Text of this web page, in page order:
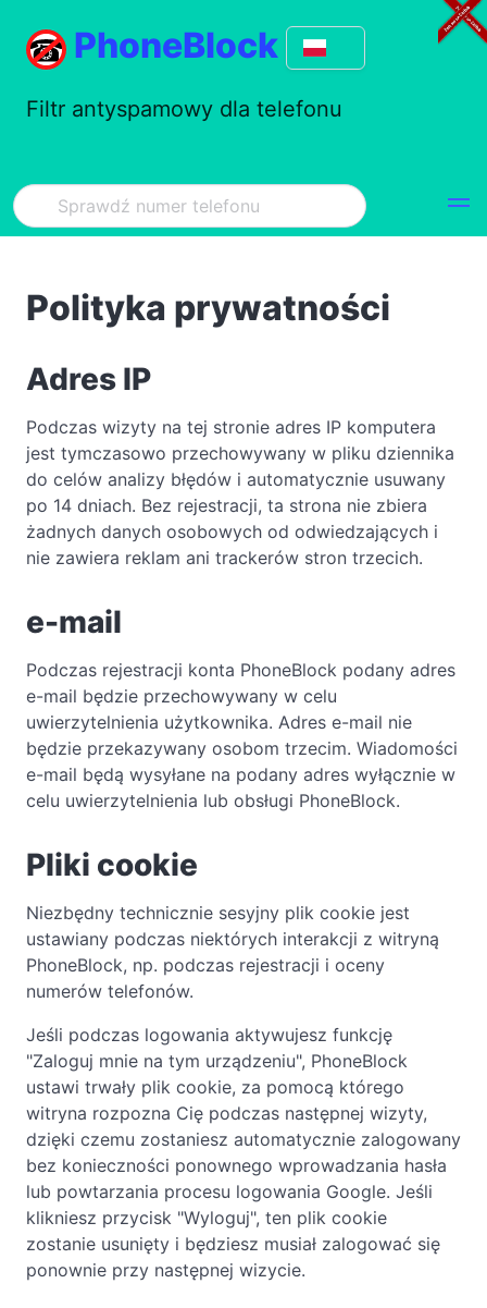
PhoneBlock
Filtr antyspamowy dla telefonu
Polityka prywatności
Adres IP
Podczas wizyty na tej stronie adres IP komputera
jest tymczasowo przechowywany w pliku dziennika
do celów analizy błędów i automatycznie usuwany
po 14 dniach. Bez rejestracji, ta strona nie zbiera
żadnych danych osobowych od odwiedzających i
nie zawiera reklam ani trackerów stron trzecich.
e-mail
Podczas rejestracji konta PhoneBlock podany adres
e-mail będzie przechowywany w celu
uwierzytelnienia użytkownika. Adres e-mail nie
będzie przekazywany osobom trzecim. Wiadomości
e-mail będą wysyłane na podany adres wyłącznie w
celu uwierzytelnienia lub obsługi PhoneBlock.
Pliki cookie
Niezbędny technicznie sesyjny plik cookie jest
ustawiany podczas niektórych interakcji z witryną
PhoneBlock, np. podczas rejestracji i oceny
numerów telefonów.
Jeśli podczas logowania aktywujesz funkcję
"Zaloguj mnie na tym urządzeniu", PhoneBlock
ustawi trwały plik cookie, za pomocą którego
witryna rozpozna Cię podczas następnej wizyty,
dzięki czemu zostaniesz automatycznie zalogowany
bez konieczności ponownego wprowadzania hasła
lub powtarzania procesu logowania Google. Jeśli
klikniesz przycisk "Wyloguj", ten plik cookie
zostanie usunięty i będziesz musiał zalogować się
ponownie przy następnej wizycie.